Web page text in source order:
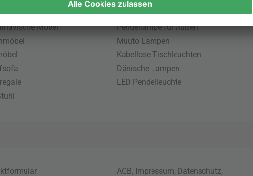
Möbel
Pendellampe für Außen
Muuto Lampen
Kabellose Tischleuchten
Dänische Lampen
LED Pendelleuchte
AGB, Impressum, Datenschutz,